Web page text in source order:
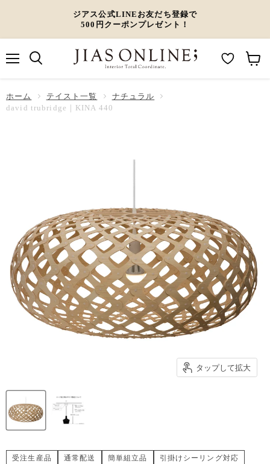
ジアス公式LINEお友だち登録で
500円クーポンプレゼント！
ー
t
ホーム テイスト一覧
ナチュラル
david trubridge｜KINA 440
タップして拡大
受注生産品 通常配送 簡単組立品
引掛けシーリング対応